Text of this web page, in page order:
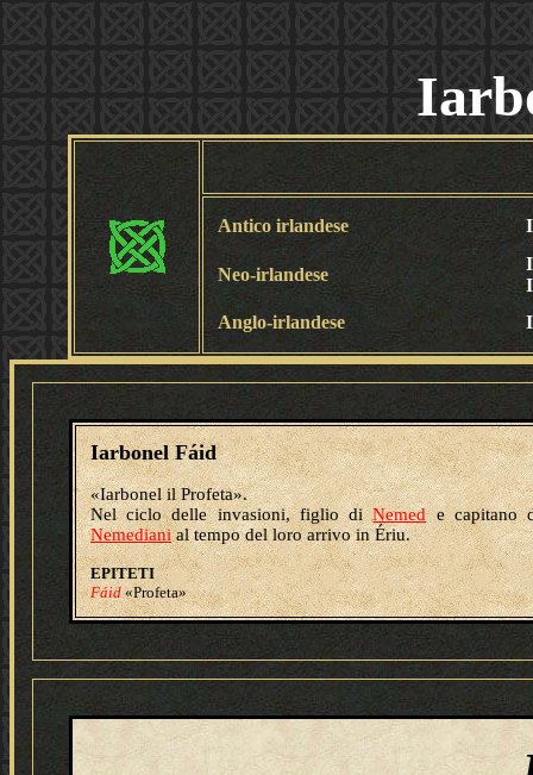
Antico irlandese
Neo-irlandese
Anglo-irlandese
Iarbonel Fáid
«Iarbonel il Profeta».
Nel ciclo delle invasioni, figlio diNemede capitano
Nemedianial tempo del loro arrivo in Ériu.
EPITETI
Fáid«Profeta»